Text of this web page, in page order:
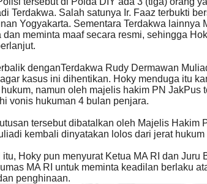
Terdakwa. Salah satunya Ir. Faaz terbukti
Yogyakarta. Sementara Terdakwa
dan meminta maaf secara resmi, sehingga
denganTerdakwa Rudy Dermawan
kasus ini dihentikan. Hoky menduga itu
namun oleh majelis hakim PN JakPus
vonis hukuman 4 bulan penjara.
tersebut dibatalkan oleh Majelis Hakim
kembali dinyatakan lolos dari jerat hukum
itu, Hoky pun menyurat Ketua MA RI dan Juru
MA RI untuk meminta keadilan berlaku
penghinaan.
Barat